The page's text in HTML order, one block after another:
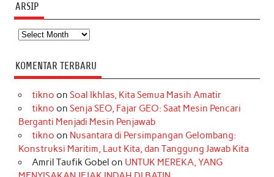
ARSIP
Arsip
KOMENTAR TERBARU
tikno on Soal Ikhlas, Kita Semua Masih Amatir
tikno on Senja SEO, Fajar GEO: Saat Mesin Pencari
Berganti Menjadi Mesin Penjawab
tikno on Nusantara di Persimpangan Gelombang:
Konstruksi Maritim, Laut Kita, dan Tanggung Jawab Kita
Amril Taufik Gobel on UNTUK MEREKA, YANG